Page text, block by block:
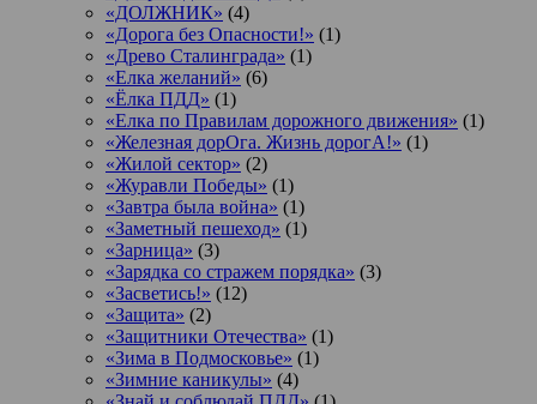
«ДОЛЖНИК» (4)
«Дорога без Опасности!» (1)
«Древо Сталинграда» (1)
«Елка желаний» (6)
«Ёлка ПДД» (1)
«Елка по Правилам дорожного движения» (1)
«Железная дорОга. Жизнь дорогА!» (1)
«Жилой сектор» (2)
«Журавли Победы» (1)
«Завтра была война» (1)
«Заметный пешеход» (1)
«Зарница» (3)
«Зарядка со стражем порядка» (3)
«Засветись!» (12)
«Защита» (2)
«Защитники Отечества» (1)
«Зима в Подмосковье» (1)
«Зимние каникулы» (4)